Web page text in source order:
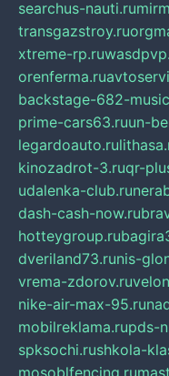
searchus-nauti.ru
transgazstroy.ru
xtreme-rp.ru
orenferma.ru
backstage-682-
prime-cars63.ruun-
legardoauto.ru
kinozadrot-3.ruqr-
udalenka-club.ru
dash-cash-now.ru
hotteygroup.ru
dveriland73.runis-
vrema-zdorov.ru
nike-air-max-95.ru
mobilreklama.rupds-
spksochi.rushkola-
mosoblfencing.ru